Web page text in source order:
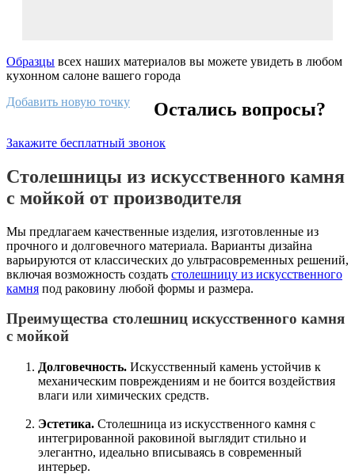
Образцы всех наших материалов вы можете увидеть в любом
кухонном салоне вашего города
Добавить новую точку
Остались вопросы?
Закажите бесплатный звонок
Столешницы из искусственного камня
с мойкой от производителя
Мы предлагаем качественные изделия, изготовленные из
прочного и долговечного материала. Варианты дизайна
варьируются от классических до ультрасовременных решений,
включая возможность создать столешницу из искусственного
камня под раковину любой формы и размера.
Преимущества столешниц искусственного камня
с мойкой
Долговечность. Искусственный камень устойчив к
механическим повреждениям и не боится воздействия
влаги или химических средств.
Эстетика. Столешница из искусственного камня с
интегрированной раковиной выглядит стильно и
элегантно, идеально вписываясь в современный
интерьер.